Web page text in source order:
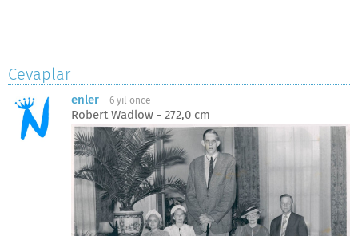
Cevaplar
enler - 6 yıl önce
Robert Wadlow - 272,0 cm